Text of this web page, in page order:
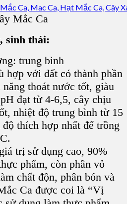
Mắc Ca
sinh thái:
trung bình
hợp với đất có thành phần
thoát nước tốt, giàu
đạt từ 4-6,5, cây chịu
nhiệt độ trung bình từ 15
thích hợp nhất để trồng
trị sử dụng cao, 90%
phẩm, còn phần vỏ
chất độn, phân bón và
Ca được coi là “Vị